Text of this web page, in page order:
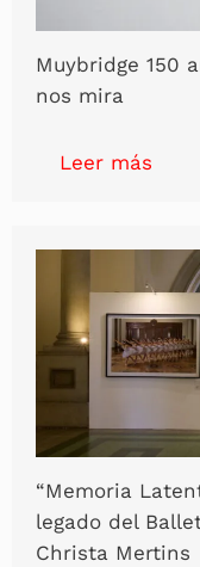
Muybridge 150
nos mira
Leer más
“Memoria
legado del
Christa Mertins